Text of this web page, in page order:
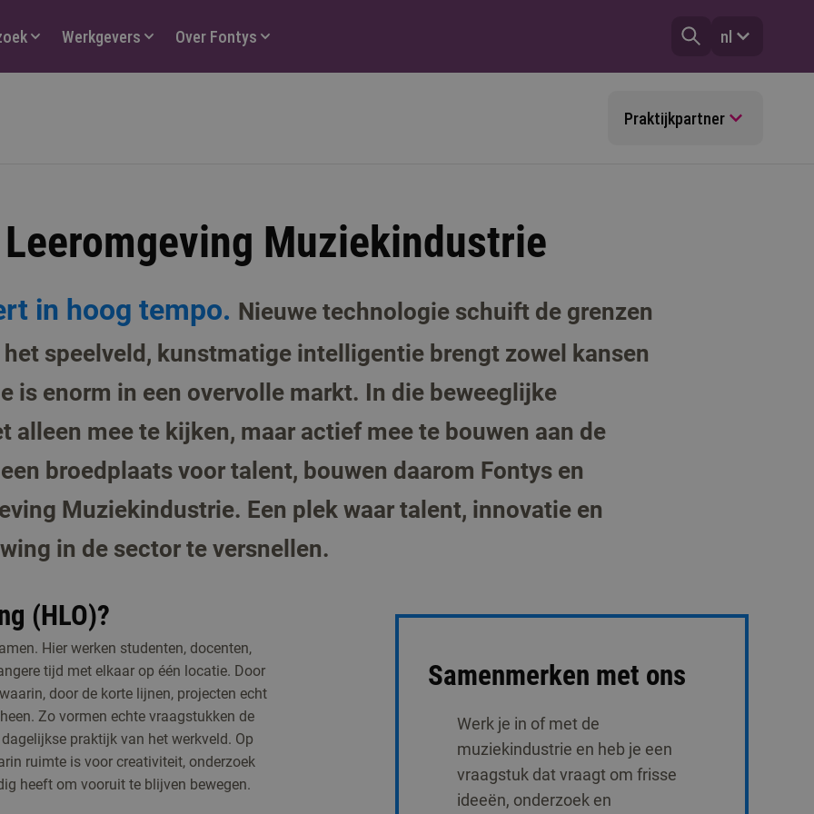
Werkgevers Over Fontys nl
Praktijkpartner
Muziekindustrie
in hoog tempo. Nieuwe technologie schuift de grenzen
speelveld, kunstmatige intelligentie brengt zowel kansen
is enorm in een overvolle markt. In die beweeglijke
mee te kijken, maar actief mee te bouwen aan de
broedplaats voor talent, bouwen daarom Fontys en
Muziekindustrie. Een plek waar talent, innovatie en
in de sector te versnellen.
(HLO)?
Hier werken studenten, docenten,
tijd met elkaar op één locatie. Door
door de korte lijnen, projecten echt
Zo vormen echte vraagstukken de
praktijk van het werkveld. Op
ruimte is voor creativiteit, onderzoek
heeft om vooruit te blijven bewegen.
Samenmerken met ons
Werk je in of met de
muziekindustrie en heb je een
vraagstuk dat vraagt om frisse
ideeën, onderzoek en